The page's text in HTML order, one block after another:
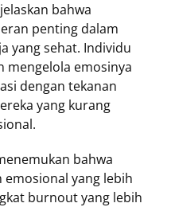
bahwa
penting dalam
yang sehat. Individu
mengelola emosinya
dengan tekanan
yang kurang
bahwa
yang lebih
burnout yang lebih